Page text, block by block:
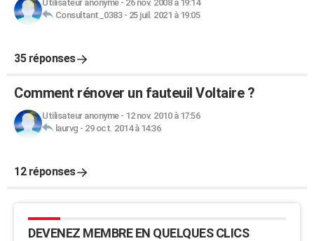
Utilisateur anonyme- 26 nov. 2008 à 19:14
Consultant_0383- 25 juil. 2021 à 19:05
35 réponses
Comment rénover un fauteuil Voltaire ?
Utilisateur anonyme- 12 nov. 2010 à 17:56
laurvg - 29 oct. 2014 à 14:36
12 réponses
DEVENEZ MEMBRE EN QUELQUES CLICS